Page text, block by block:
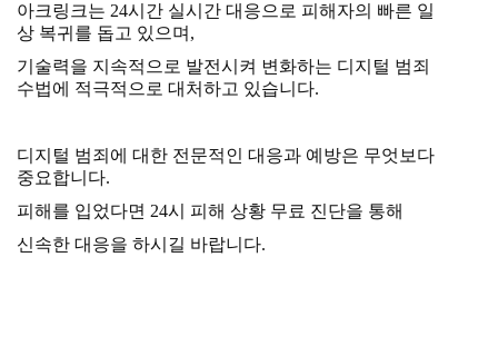
아크링크는 24시간 실시간 대응으로 피해자의 빠른 일
상 복귀를 돕고 있으며,
기술력을 지속적으로 발전시켜 변화하는 디지털 범죄
수법에 적극적으로 대처하고 있습니다.
디지털 범죄에 대한 전문적인 대응과 예방은 무엇보다
중요합니다.
피해를 입었다면 24시 피해 상황 무료 진단을 통해
신속한 대응을 하시길 바랍니다.